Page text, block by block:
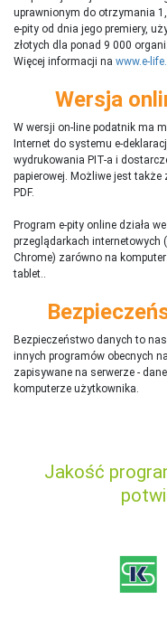
uprawnionym do otrzymania
e-pity od dnia jego premiery,
złotych dla ponad 9 000
Więcej informacji na www.e-
Wersja
W wersji on-line podatnik ma
Internet do systemu e-
wydrukowania PIT-a i
papierowej. Możliwe jest także
PDF.
Program e-pity online działa
przeglądarkach internetowych
Chrome) zarówno na
tablet..
Bezpieczeństwo danych to
innych programów obecnych
zapisywane na serwerze -
komputerze użytkownika.
Jakość